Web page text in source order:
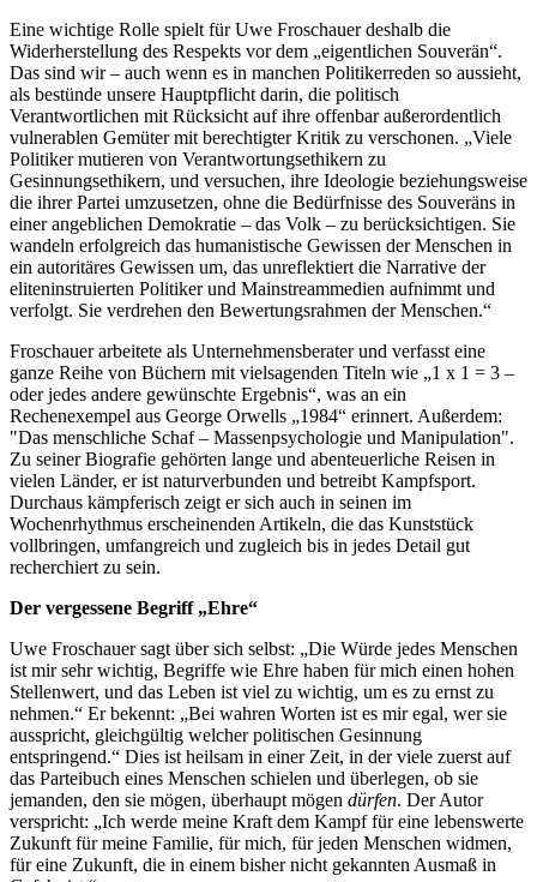
Eine wichtige Rolle spielt für Uwe Froschauer deshalb die
Widerherstellung des Respekts vor dem „eigentlichen Souverän“.
Das sind wir – auch wenn es in manchen Politikerreden so aussieht,
als bestünde unsere Hauptpflicht darin, die politisch
Verantwortlichen mit Rücksicht auf ihre offenbar außerordentlich
vulnerablen Gemüter mit berechtigter Kritik zu verschonen. „Viele
Politiker mutieren von Verantwortungsethikern zu
Gesinnungsethikern, und versuchen, ihre Ideologie beziehungsweise
die ihrer Partei umzusetzen, ohne die Bedürfnisse des Souveräns in
einer angeblichen Demokratie – das Volk – zu berücksichtigen. Sie
wandeln erfolgreich das humanistische Gewissen der Menschen in
ein autoritäres Gewissen um, das unreflektiert die Narrative der
eliteninstruierten Politiker und Mainstreammedien aufnimmt und
verfolgt. Sie verdrehen den Bewertungsrahmen der Menschen.“
Froschauer arbeitete als Unternehmensberater und verfasst eine
ganze Reihe von Büchern mit vielsagenden Titeln wie „1 x 1 = 3 –
oder jedes andere gewünschte Ergebnis“, was an ein
Rechenexempel aus George Orwells „1984“ erinnert. Außerdem:
"Das menschliche Schaf – Massenpsychologie und Manipulation".
Zu seiner Biografie gehörten lange und abenteuerliche Reisen in
vielen Länder, er ist naturverbunden und betreibt Kampfsport.
Durchaus kämpferisch zeigt er sich auch in seinen im
Wochenrhythmus erscheinenden Artikeln, die das Kunststück
vollbringen, umfangreich und zugleich bis in jedes Detail gut
recherchiert zu sein.
Der vergessene Begriff „Ehre“
Uwe Froschauer sagt über sich selbst: „Die Würde jedes Menschen
ist mir sehr wichtig, Begriffe wie Ehre haben für mich einen hohen
Stellenwert, und das Leben ist viel zu wichtig, um es zu ernst zu
nehmen.“ Er bekennt: „Bei wahren Worten ist es mir egal, wer sie
ausspricht, gleichgültig welcher politischen Gesinnung
entspringend.“ Dies ist heilsam in einer Zeit, in der viele zuerst auf
das Parteibuch eines Menschen schielen und überlegen, ob sie
jemanden, den sie mögen, überhaupt mögen dürfen. Der Autor
verspricht: „Ich werde meine Kraft dem Kampf für eine lebenswerte
Zukunft für meine Familie, für mich, für jeden Menschen widmen,
für eine Zukunft, die in einem bisher nicht gekannten Ausmaß in